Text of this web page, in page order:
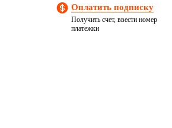
Оплатить подписку
Получить счет, ввести номер
платежки